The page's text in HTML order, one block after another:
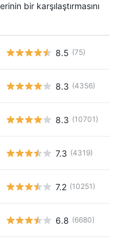
bir karşılaştırmasını
8.5 (75)
8.3 (4356)
8.3 (10701)
7.3 (4319)
7.2 (10251)
6.8 (6680)